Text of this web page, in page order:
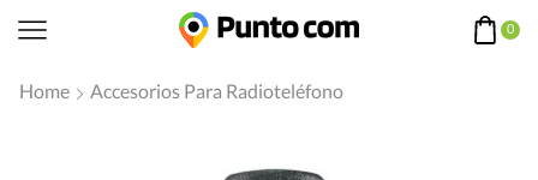
0
Home Accesorios Para Radioteléfono